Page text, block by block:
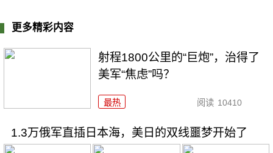
更多精彩内容
射程1800公里的“巨炮”，治得了
美军“焦虑”吗？
最热 阅读 10410
1.3万俄军直插日本海，美日的双线噩梦开始了